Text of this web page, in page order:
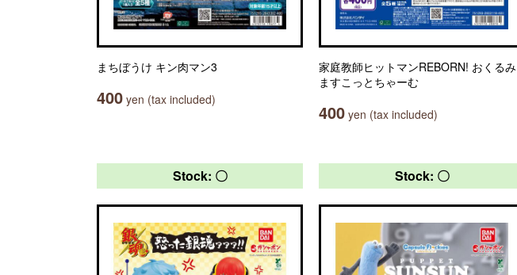
まちぼうけ キン肉マン3
400 yen (tax included)
家庭教師ヒットマンREBORN! おくるみ
ますこっとちゃーむ
400 yen (tax included)
Stock: 〇 Stock: 〇